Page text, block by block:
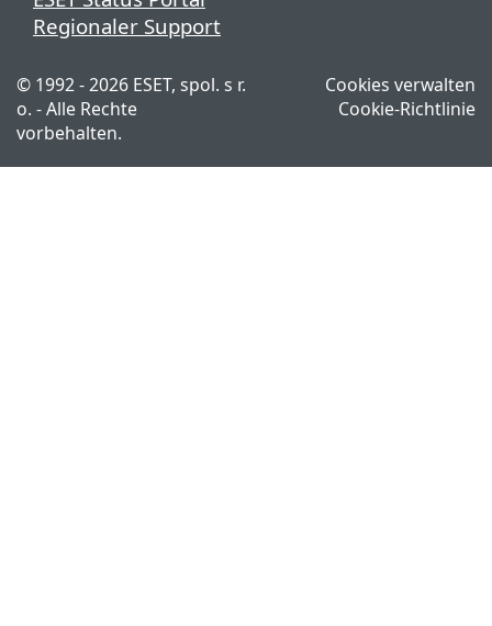
Regionaler Support
© 1992 - 2026 ESET, spol. s r.
o. - Alle Rechte
vorbehalten.
Cookies verwalten
Cookie-Richtlinie